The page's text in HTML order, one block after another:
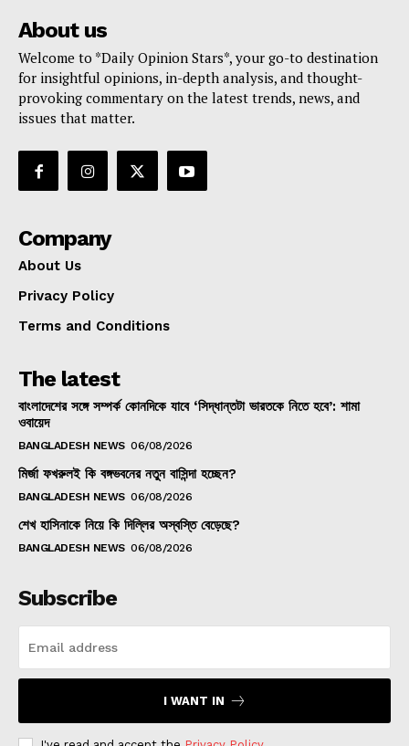
About us
Welcome to *Daily Opinion Stars*, your go-to destination
for insightful opinions, in-depth analysis, and thought-
provoking commentary on the latest trends, news, and
issues that matter.
Company
About Us
Privacy Policy
Terms and Conditions
The latest
বাংলাদেশের সঙ্গে সম্পর্ক কোনদিকে যাবে ‘সিদ্ধান্তটা ভারতকে নিতে হবে’: শামা
ওবায়েদ
BANGLADESH NEWS 06/08/2026
মির্জা ফখরুলই কি বঙ্গভবনের নতুন বাসিন্দা হচ্ছেন?
BANGLADESH NEWS 06/08/2026
শেখ হাসিনাকে নিয়ে কি দিল্লির অস্বস্তি বেড়েছে?
BANGLADESH NEWS 06/08/2026
Subscribe
I WANT IN